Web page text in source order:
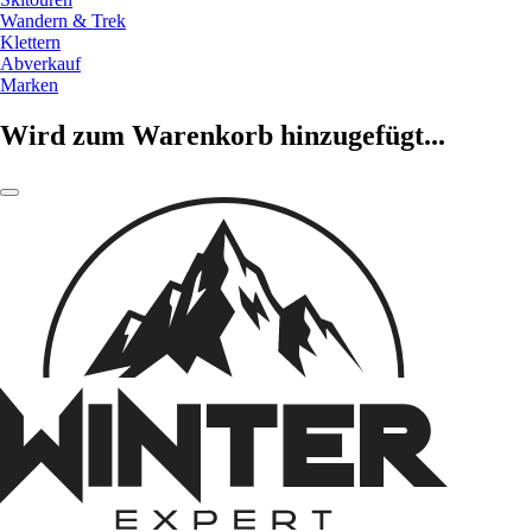
Wandern & Trek
Klettern
Abverkauf
Marken
Wird zum Warenkorb hinzugefügt...